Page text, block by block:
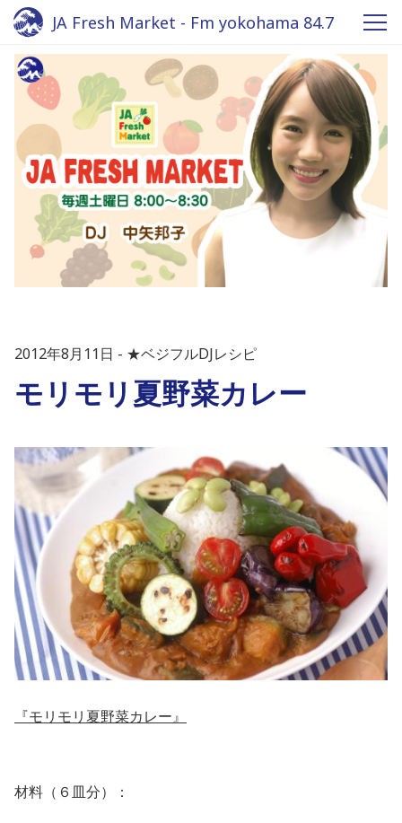
JA Fresh Market - Fm yokohama 84.7
2012年8月11日 ★ベジフルDJレシピ
モリモリ夏野菜カレー
『モリモリ夏野菜カレー』
材料（６皿分）：